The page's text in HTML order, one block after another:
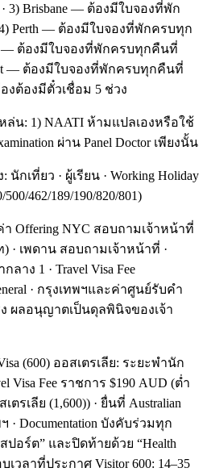
3) Brisbane — ต้องมีใบจองที่พัก
Perth — ต้องมีใบจองที่พักครบทุก
— ต้องมีใบจองที่พักครบทุกคืนที่
— ต้องมีใบจองที่พักครบทุกคืนที่
องต้องมีตั๋วเชื่อม 5 ช่วง
น: 1) NAATI ห้ามแปลเองหรือใช้
ผ่าน Panel Doctor เพียงนั้น
กเที่ยว · ผู้เรียน · Working Holiday
462/189/190/820/801)
า Offering NYC สอบถามเจ้าหน้าที่
· เพดาน สอบถามเจ้าหน้าที่ ·
าง 1 · Travel Visa Fee
· กรุงเทพฯและค่าศูนย์รับคำ
ง ผลอนุญาตเป็นดุลพินิจของเจ้า
(600) ออสเตรเลีย: ระยะพำนัก
Visa Fee ราชการ $190 AUD (ต่ำ
รเลีย (1,600)) · ยื่นที่ Australian
ฯ · Documentation บังคับร่วมทุก
ปอร์ต” และปิดท้ายด้วย “Health
บเวลาที่ประกาศ Visitor 600: 14–35